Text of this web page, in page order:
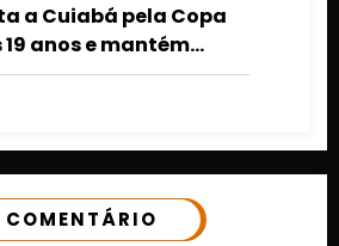
a Cuiabá pela Copa
anos e mantém
em Mato Grosso